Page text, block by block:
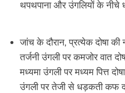
थपथपाना और उंगलियों के नीचे
जांच के दौरान, प्रत्येक दोषा की
तर्जनी उंगली पर कमजोर वात
मध्यमा उंगली पर मध्यम पित्त
उंगली पर तेजी से धड़कती कफ